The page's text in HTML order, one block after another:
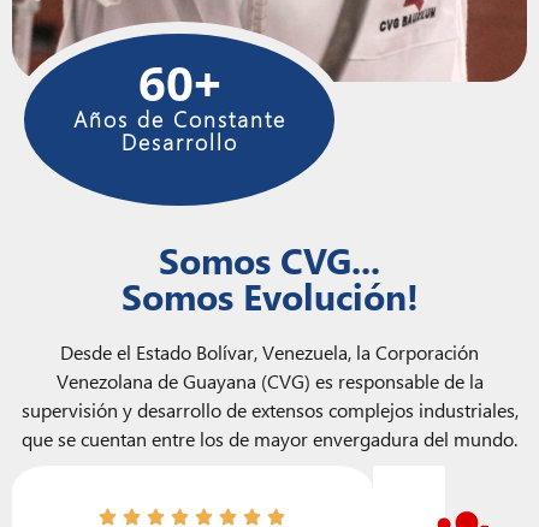
60+
Años de Constante
Desarrollo
Somos CVG...
Somos Evolución!
Desde el Estado Bolívar, Venezuela, la Corporación
Venezolana de Guayana (CVG) es responsable de la
supervisión y desarrollo de extensos complejos industriales,
que se cuentan entre los de mayor envergadura del mundo.